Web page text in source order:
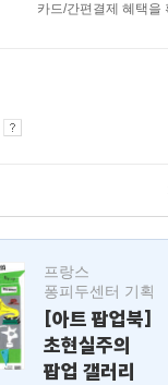
카드/간편결제 혜택을
프랑스
퐁피두센터 기획
[아트 팝업북]
초현실주의
팝업 갤러리